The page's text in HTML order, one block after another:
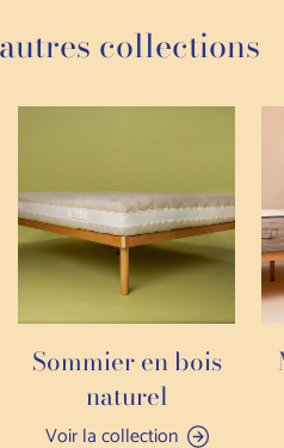
collections
Sommier en bois
naturel
Voir la collection